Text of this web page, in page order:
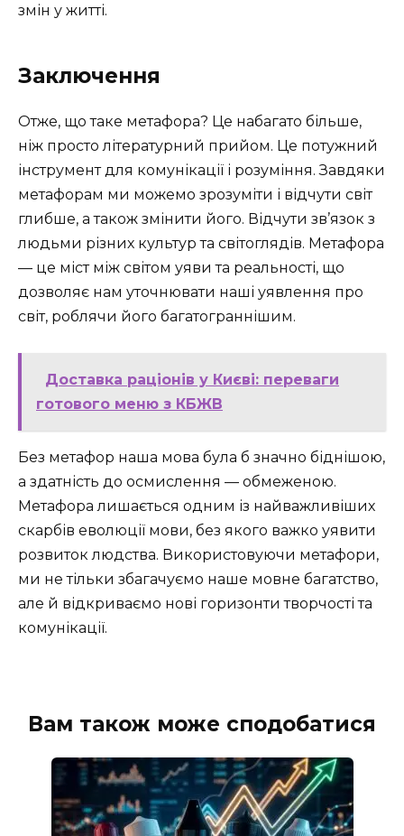
змін у житті.
Заключення
Отже, що таке метафора? Це набагато більше,
ніж просто літературний прийом. Це потужний
інструмент для комунікації і розуміння. Завдяки
метафорам ми можемо зрозуміти і відчути світ
глибше, а також змінити його. Відчути зв’язок з
людьми різних культур та світоглядів. Метафора
— це міст між світом уяви та реальності, що
дозволяє нам уточнювати наші уявлення про
світ, роблячи його багатограннішим.
Доставка раціонів у Києві: переваги
готового меню з КБЖВ
Без метафор наша мова була б значно біднішою,
а здатність до осмислення — обмеженою.
Метафора лишається одним із найважливіших
скарбів еволюції мови, без якого важко уявити
розвиток людства. Використовуючи метафори,
ми не тільки збагачуємо наше мовне багатство,
але й відкриваємо нові горизонти творчості та
комунікації.
Вам також може сподобатися